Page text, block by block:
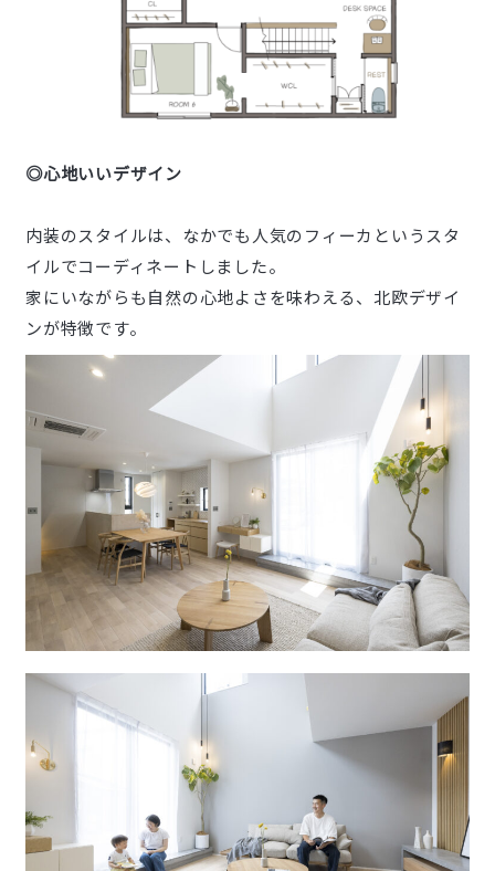
◎心地いいデザイン
内装のスタイルは、なかでも人気のフィーカというスタ
イルでコーディネートしました。
家にいながらも自然の心地よさを味わえる、北欧デザイ
ンが特徴です。